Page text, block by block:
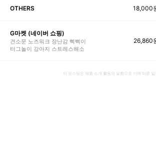
OTHERS 18,000
G마켓 (네이버 쇼핑)
견소문 노즈워크 장난감 삑삑이
터그놀이 강아지 스트레스해소
26,860
이 포스팅은 제품 소개 활동의 일환으로 이에 따른